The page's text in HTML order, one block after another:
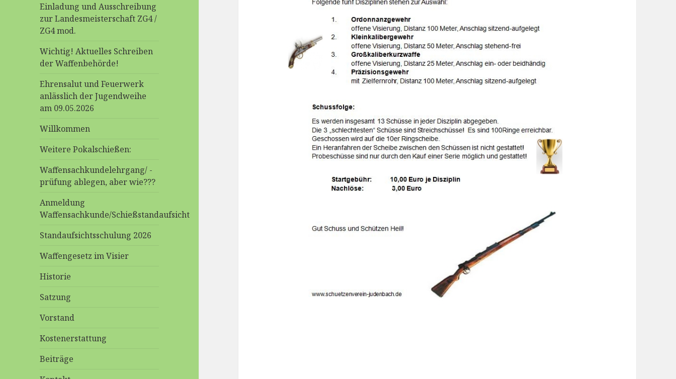
Einladung und Ausschreibung
zur Landesmeisterschaft ZG4 /
ZG4 mod.
Wichtig! Aktuelles Schreiben
der Waffenbehörde!
Ehrensalut und Feuerwerk
anlässlich der Jugendweihe
am 09.05.2026
Willkommen
Weitere Pokalschießen:
Waffensachkundelehrgang/ -
prüfung ablegen, aber wie???
Anmeldung
Waffensachkunde/Schießstandaufsicht
Standaufsichtsschulung 2026
Waffengesetz im Visier
Historie
Satzung
Vorstand
Kostenerstattung
Beiträge